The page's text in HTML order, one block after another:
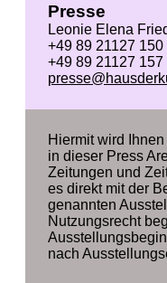
Presse
Leonie Elena
+49 89 21127 150
+49 89 21127 157
Hiermit wird
in dieser Press
Zeitungen und
es direkt mit der
genannten
Nutzungsrecht
nach